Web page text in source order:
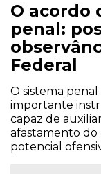
O acordo
penal:
Federal
O sistema
importante
capaz de
afastamento do
potencial